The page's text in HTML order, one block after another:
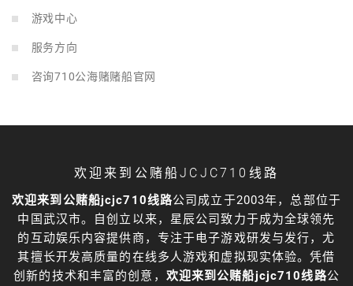
游戏中心
服务方向
咨询710公海赌赌船官网
欢迎来到公赌船JCJC710线路
欢迎来到公赌船jcjc710线路公司成立于2003年，总部位于
中国武汉市。自创立以来，星辰公司致力于成为全球领先
的互动娱乐内容提供商，专注于电子游戏研发与发行，尤
其擅长开发高质量的在线多人游戏和虚拟现实体验。凭借
创新的技术和丰富的创意， 欢迎来到公赌船jcjc710线路公